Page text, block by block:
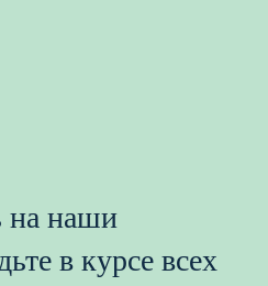
на наши
в курсе всех